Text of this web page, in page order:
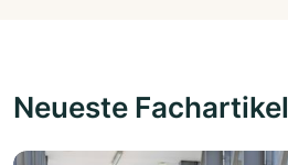
Neueste Fachartikel